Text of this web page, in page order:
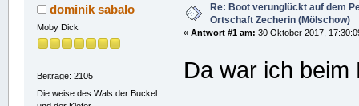
dominik sabalo
Moby Dick
Beiträge: 2105
Die weise des Wals der Buckel
Re: Boot verunglückt auf dem
Ortschaft Zecherin (Mölschow)
«Antwort #1 am: 30 Oktober 2017,
Da war ich beim